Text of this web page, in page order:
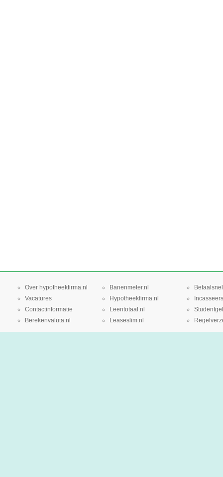
Over hypotheekfirma.nl
Vacatures
Contactinformatie
Berekenvaluta.nl
Banenmeter.nl
Hypotheekfirma.nl
Leentotaal.nl
Leaseslim.nl